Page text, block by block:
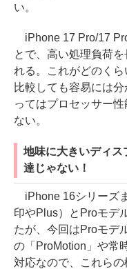
い。
iPhone 17 Pro/17
とで、高い処理負荷
れる。これがどのく
比較しても容易には
ってはプロセッサー
ない。
地味に大きいディス
達じゃない！
iPhone 16シリーズ
印やPlus）とProモデ
たが、今回はProモデ
の「ProMotion」や常
対応なので、これら